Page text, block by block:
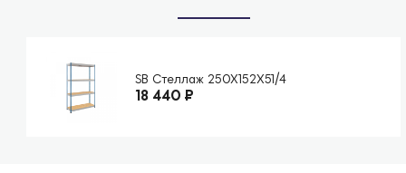
SB Стеллаж 250X152X51/4
18 440₽